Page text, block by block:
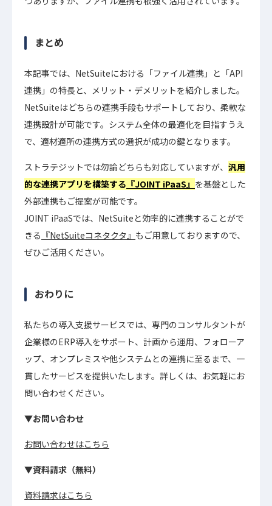
まとめ
本記事では、NetSuiteにおける「ファイル連携」と「API
連携」の特長と、メリット・デメリットを紹介しました。
NetSuiteはどちらの連携手段もサポートしており、柔軟な
連携設計が可能です。システム全体の最適化を目指すうえ
で、適材適所の連携方式の選択が成功の鍵となります。
ストラテジットでは勿論どちらも対応していますが、 汎用
的な連携アプリを構築する 『JOINT iPaaS』 を基盤とした
外部連携もご提案が可能です。
JOINT iPaaSでは、NetSuiteと効率的に連携することがで
きる 『NetSuiteコネタクタ』 もご用意しておりますので、
ぜひご活用ください。
おわりに
私たちの導入支援サービスでは、専門のコンサルタントが
企業様のERP導入をサポート、計画から運用、フォローア
ップ、オンプレミスや他システムとの連携に至るまで、一
貫したサービスを提供いたします。詳しくは、お気軽にお
問い合わせください。
▼お問い合わせ
お問い合わせはこちら
▼資料請求（無料）
資料請求はこちら